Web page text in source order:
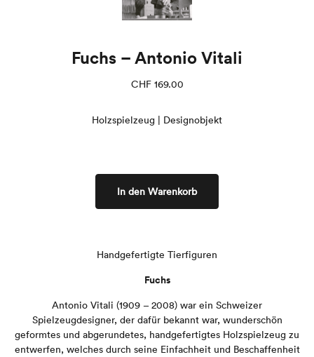
Fuchs – Antonio Vitali
CHF169.00
Holzspielzeug | Designobjekt
In den Warenkorb
Handgefertigte Tierfiguren
Fuchs
Antonio Vitali (1909 – 2008) war ein Schweizer
Spielzeugdesigner, der dafür bekannt war, wunderschön
geformtes und abgerundetes, handgefertigtes Holzspielzeug zu
entwerfen, welches durch seine Einfachheit und Beschaffenheit